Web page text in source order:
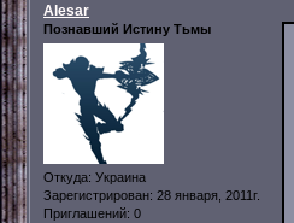
Alesar
Познавший Истину Тьмы
Откуда: Украина
Зарегистрирован: 28 января, 2011г.
Приглашений: 0